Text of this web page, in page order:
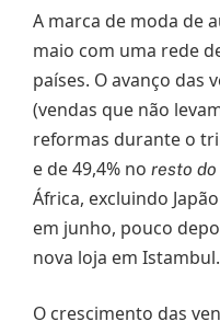
A marca de moda de
maio com uma rede
países. O avanço das
(vendas que não
reformas durante o
e de 49,4% no resto do
África, excluindo
em junho, pouco
nova loja em Istambul.
O crescimento das